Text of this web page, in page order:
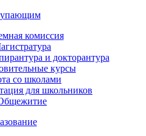
комиссия
и докторантура
курсы
со школами
для школьников